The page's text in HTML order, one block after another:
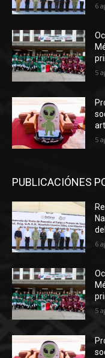
6
5
5
PUBLICACIÓNES
6
5